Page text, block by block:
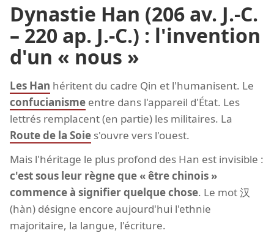
Dynastie Han (206 av. J.-C.
– 220 ap. J.-C.) : l'invention
d'un « nous »
Les Han héritent du cadre Qin et l'humanisent. Le
confucianisme entre dans l'appareil d'État. Les
lettrés remplacent (en partie) les militaires. La
Route de la Soie s'ouvre vers l'ouest.
Mais l'héritage le plus profond des Han est invisible :
c'est sous leur règne que « être chinois »
commence à signifier quelque chose. Le mot 汉
(hàn) désigne encore aujourd'hui l'ethnie
majoritaire, la langue, l'écriture.